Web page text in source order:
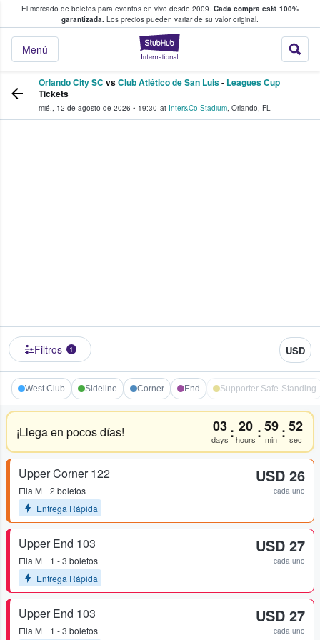
El mercado de boletos para eventos en vivo desde 2009. Cada compra está 100%
garantizada. Los precios pueden variar de su valor original.
StubHub: donde
Menú
fans compran y venden boletos
Orlando City SC vsClub Atlético de San Luis- Leagues Cup
Tickets
mié., 12 de agosto de 2026 • 19:30 at Inter&Co Stadium, Orlando, FL
Filtros 1 USD
West Club Sideline Corner End Supporter Safe-Standing
¡Llega en pocos días! 03
days : 20
hours :59
min :52
sec
Upper Corner 122
Fila M
2 boletos
Entrega Rápida
USD 26
cada uno
Upper End 103
Fila M
1 - 3 boletos
Entrega Rápida
USD 27
cada uno
Upper End 103
Fila M 1 - 3 boletos
USD 27
cada uno